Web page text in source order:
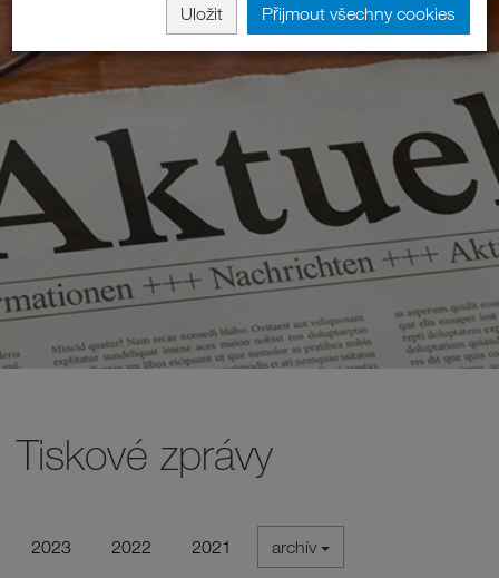
Tiskové zprávy
2023 2022 2021 archív
Uložit Přijmout všechny cookies